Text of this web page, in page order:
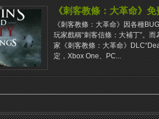
《刺客教條：大革命》
《刺客教條：大革命》因各種
玩家​​戲稱“刺客信條：大補丁”。
家《刺客教條：大革命》
定，Xbox One、PC...